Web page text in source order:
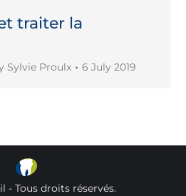
traiter la
Sylvie Proulx 6 July 2019
- Tous droits réservés.